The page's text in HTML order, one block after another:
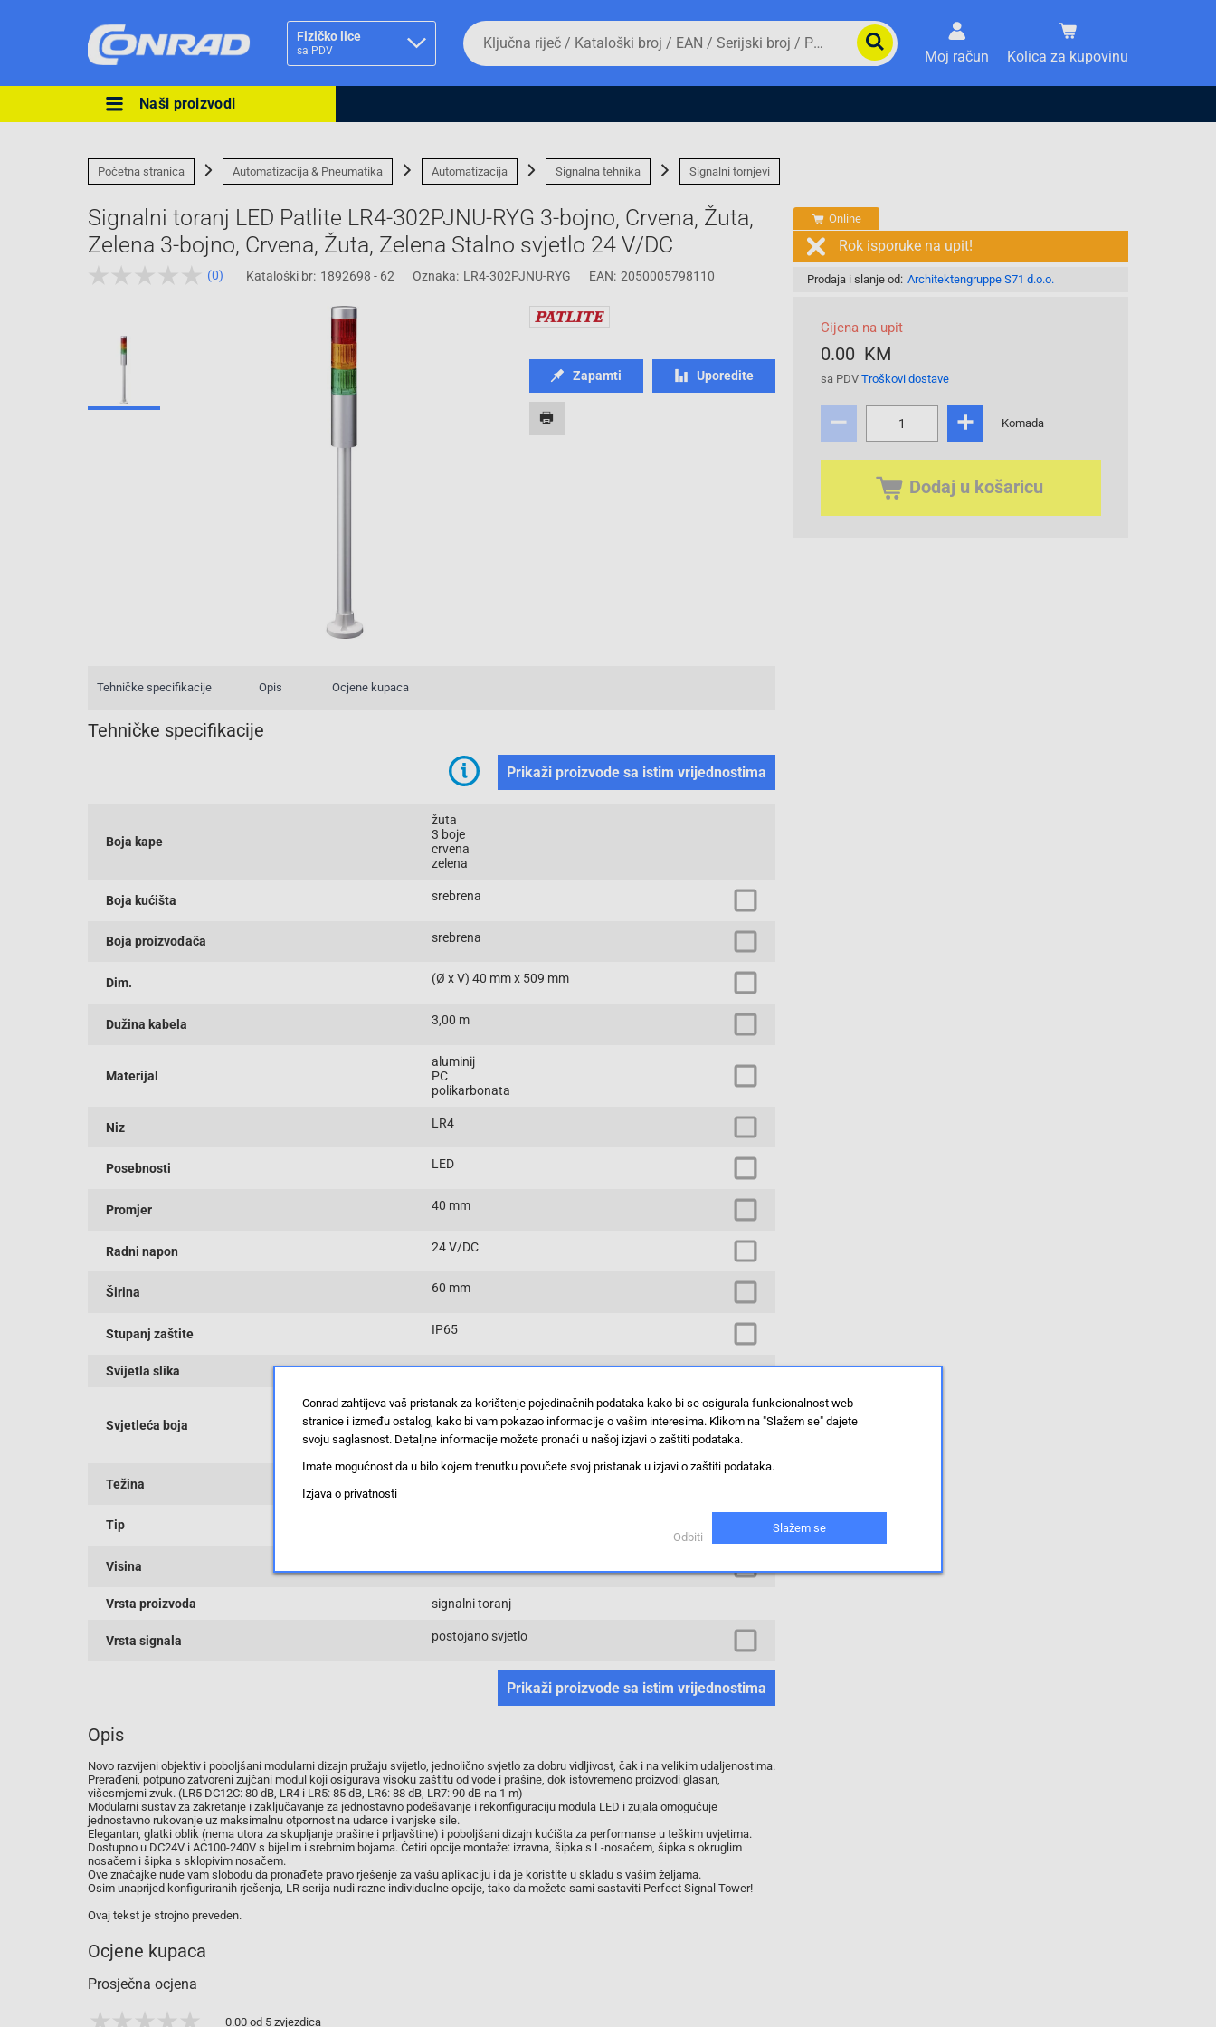
Fizičko lice
sa PDV
Ova postavka prilagođava asortiman proizvoda i
Pravno lice Fizičko lice
Da
biste
potražili
proizvod,
broj,
EAN
serijski
broj
Moj račun Kolica za kupovinu
Naši proizvodi
Početna stranica Automatizacija & Pneumatika Automatizacija Signalna tehnika Signalni tornjevi
Signalni toranj LED Patlite LR4-302PJNU-RYG 3-bojno, Crvena, Žuta,
Zelena 3-bojno, Crvena, Žuta, Zelena Stalno svjetlo 24 V/DC
(0) Kataloški br: 1892698 - 62 Oznaka: LR4-302PJNU-RYG EAN: 2050005798110
Online
Rok isporuke na upit!
Prodaja i slanje od: Architektengruppe S71 d.o.o.
Cijena na upit
0.00 KM
sa PDV Troškovi dostave
Komada
Dodaj u košaricu
Zapamti Uporedite
Tehničke specifikacije Opis Ocjene kupaca
Tehničke specifikacije
Prikaži proizvode sa istim vrijednostima
Boja kape
žuta
3 boje
crvena
zelena
Boja kućišta srebrena
Boja proizvođača srebrena
Dim. (Ø x V) 40 mm x 509 mm
Dužina kabela 3,00 m
Materijal
aluminij
PC
polikarbonata
Niz LR4
Posebnosti LED
Promjer 40 mm
Radni napon 24 V/DC
Širina 60 mm
Stupanj zaštite IP65
Svijetla slika LED svjetiljka s lampom za čitanje
Svjetleća boja
žuta
3 boje
crvena
zelena
Težina
Tip
Visina
Vrsta proizvoda signalni toranj
Vrsta signala postojano svjetlo
Prikaži proizvode sa istim vrijednostima
Opis
Novo razvijeni objektiv i poboljšani modularni dizajn pružaju svijetlo, jednolično svjetlo za dobru vidljivost, čak i na velikim udaljenostima.
Prerađeni, potpuno zatvoreni zujčani modul koji osigurava visoku zaštitu od vode i prašine, dok istovremeno proizvodi glasan,
višesmjerni zvuk. (LR5 DC12C: 80 dB, LR4 i LR5: 85 dB, LR6: 88 dB, LR7: 90 dB na 1 m)
Modularni sustav za zakretanje i zaključavanje za jednostavno podešavanje i rekonfiguraciju modula LED i zujala omogućuje
jednostavno rukovanje uz maksimalnu otpornost na udarce i vanjske sile.
Elegantan, glatki oblik (nema utora za skupljanje prašine i prljavštine) i poboljšani dizajn kućišta za performanse u teškim uvjetima.
Dostupno u DC24V i AC100-240V s bijelim i srebrnim bojama. Četiri opcije montaže: izravna, šipka s L-nosačem, šipka s okruglim
nosačem i šipka s sklopivim nosačem.
Ove značajke nude vam slobodu da pronađete pravo rješenje za vašu aplikaciju i da je koristite u skladu s vašim željama.
Osim unaprijed konfiguriranih rješenja, LR serija nudi razne individualne opcije, tako da možete sami sastaviti Perfect Signal Tower!
Ovaj tekst je strojno preveden.
Ocjene kupaca
Prosječna ocjena
0.00 od 5 zvjezdica
Conrad zahtijeva vaš pristanak za korištenje pojedinačnih podataka kako bi se osigurala funkcionalnost web
stranice i između ostalog, kako bi vam pokazao informacije o vašim interesima. Klikom na "Slažem se" dajete
svoju saglasnost. Detaljne informacije možete pronaći u našoj izjavi o zaštiti podataka.
Imate mogućnost da u bilo kojem trenutku povučete svoj pristanak u izjavi o zaštiti podataka.
Izjava o privatnosti
Odbiti
Slažem se